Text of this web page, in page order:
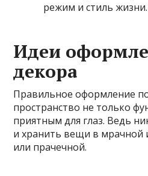
режим и стиль жизни.
Идеи
декора
Правильное оформление
пространство не только
приятным для глаз. Ведь
и хранить вещи в мрачной
или прачечной.